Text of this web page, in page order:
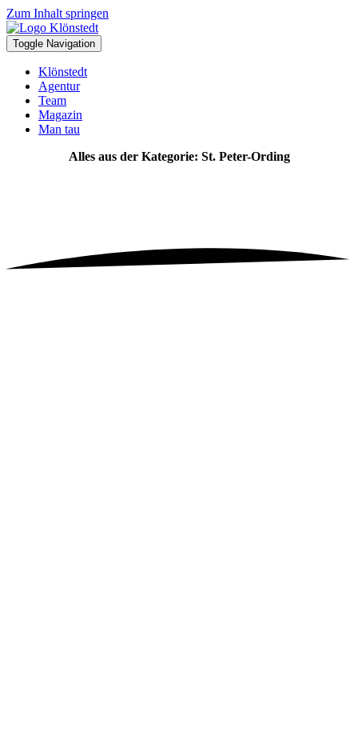
Zum Inhalt springen
Toggle Navigation
Klönstedt
Agentur
Team
Magazin
Man tau
Alles aus der Kategorie: St. Peter-Ording